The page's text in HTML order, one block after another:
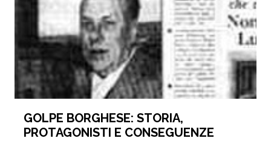
GOLPE BORGHESE: STORIA,
PROTAGONISTI E CONSEGUENZE